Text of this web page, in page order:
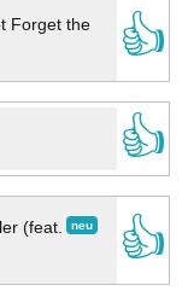
Forget the
👍
👍
neu
(feat.
👍